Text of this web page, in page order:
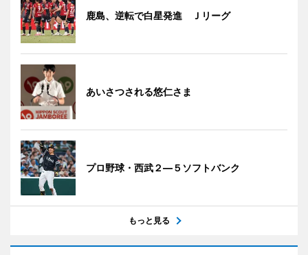
鹿島、逆転で白星発進 Ｊリーグ
あいさつされる悠仁さま
プロ野球・西武２―５ソフトバンク
もっと見る